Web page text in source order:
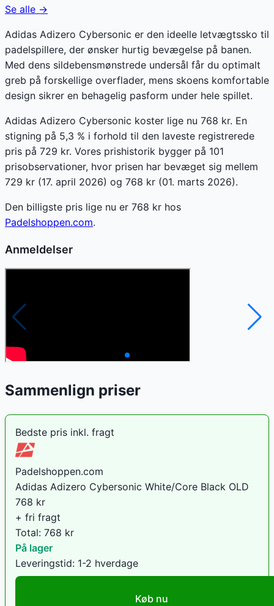
Se alle →
Adidas Adizero Cybersonic er den ideelle letvægtssko til
padelspillere, der ønsker hurtig bevægelse på banen.
Med dens sildebensmønstrede undersål får du optimalt
greb på forskellige overflader, mens skoens komfortable
design sikrer en behagelig pasform under hele spillet.
Adidas Adizero Cybersonic koster lige nu 768 kr. En
stigning på 5,3 % i forhold til den laveste registrerede
pris på 729 kr. Vores prishistorik bygger på 101
prisobservationer, hvor prisen har bevæget sig mellem
729 kr (17. april 2026) og 768 kr (01. marts 2026).
Den billigste pris lige nu er 768 kr hos
Padelshoppen.com.
Anmeldelser
Sammenlign priser
Bedste pris inkl. fragt
Padelshoppen.com
Adidas Adizero Cybersonic White/Core Black OLD
768 kr
+ fri fragt
Total: 768 kr
På lager
Leveringstid: 1-2 hverdage
Køb nu